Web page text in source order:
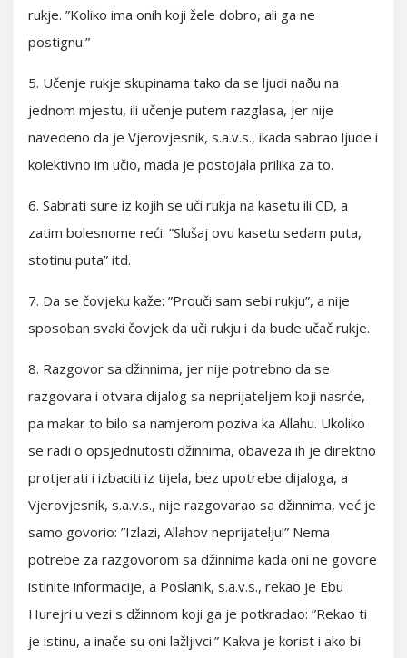
rukje. ”Koliko ima onih koji žele dobro, ali ga ne
postignu.”
5. Učenje rukje skupinama tako da se ljudi naðu na
jednom mjestu, ili učenje putem razglasa, jer nije
navedeno da je Vjerovjesnik, s.a.v.s., ikada sabrao ljude i
kolektivno im učio, mada je postojala prilika za to.
6. Sabrati sure iz kojih se uči rukja na kasetu ili CD, a
zatim bolesnome reći: ”Slušaj ovu kasetu sedam puta,
stotinu puta” itd.
7. Da se čovjeku kaže: ”Prouči sam sebi rukju”, a nije
sposoban svaki čovjek da uči rukju i da bude učač rukje.
8. Razgovor sa džinnima, jer nije potrebno da se
razgovara i otvara dijalog sa neprijateljem koji nasrće,
pa makar to bilo sa namjerom poziva ka Allahu. Ukoliko
se radi o opsjednutosti džinnima, obaveza ih je direktno
protjerati i izbaciti iz tijela, bez upotrebe dijaloga, a
Vjerovjesnik, s.a.v.s., nije razgovarao sa džinnima, već je
samo govorio: ”Izlazi, Allahov neprijatelju!” Nema
potrebe za razgovorom sa džinnima kada oni ne govore
istinite informacije, a Poslanik, s.a.v.s., rekao je Ebu
Hurejri u vezi s džinnom koji ga je potkradao: ”Rekao ti
je istinu, a inače su oni lažljivci.” Kakva je korist i ako bi